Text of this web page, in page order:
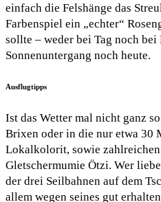
einfach die Felshänge das
Farbenspiel ein „echter“
sollte – weder bei Tag noch
Sonnenuntergang noch heute.
Ausflugtipps
Ist das Wetter mal nicht ganz
Brixen oder in die nur etwa 30
Lokalkolorit, sowie
Gletschermumie Ötzi. Wer
der drei Seilbahnen auf dem
allem wegen seines gut